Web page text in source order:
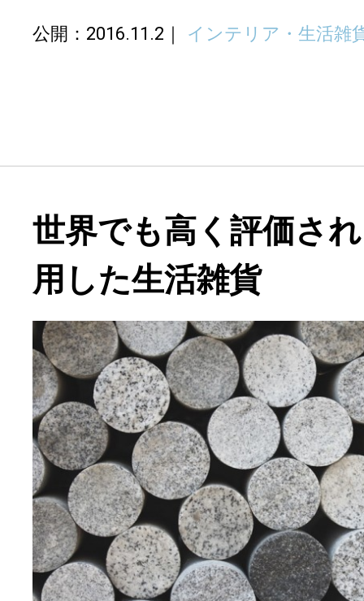
公開：2016.11.2 インテリア・生活雑
世界でも高く評価さ
用した生活雑貨